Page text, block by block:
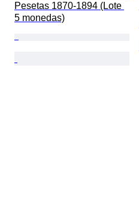
Pesetas 1870-1894 (Lote
5 monedas)